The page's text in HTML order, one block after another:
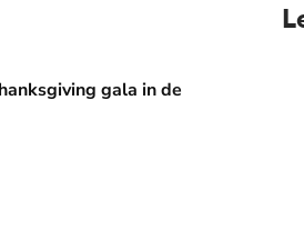
in de Basiliek 🪩
gala in de